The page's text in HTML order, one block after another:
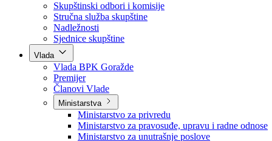
Poslanici po strankama
Poslanici po klubovima naroda
Kolegij skupštine
Skupštinski odbori i komisije
Stručna služba skupštine
Nadležnosti
Sjednice skupštine
Vlada
Vlada BPK Goražde
Premijer
Članovi Vlade
Ministarstva